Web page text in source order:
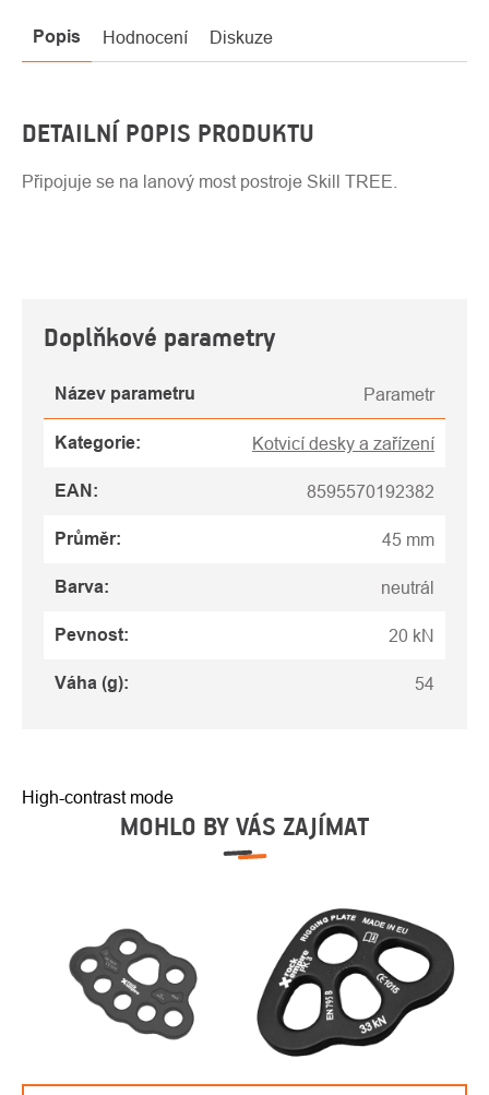
Popis Hodnocení Diskuze
DETAILNÍ POPIS PRODUKTU
Připojuje se na lanový most postroje Skill TREE.
Doplňkové parametry
Název parametru Parametr
Kategorie: Kotvicí desky a zařízení
EAN : 8595570192382
Průměr: 45 mm
Barva: neutrál
Pevnost: 20 kN
Váha (g): 54
High-contrast mode
MOHLO BY VÁS ZAJÍMAT